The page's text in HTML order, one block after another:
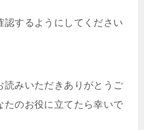
するようにしてください
読みいただきありがとうご
たのお役に立てたら幸いで